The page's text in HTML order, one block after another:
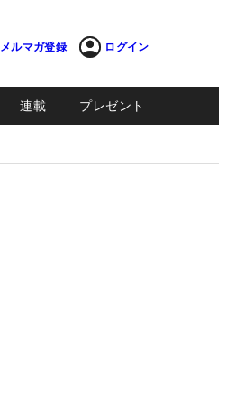
メルマガ登録 ログイン
連載 プレゼント